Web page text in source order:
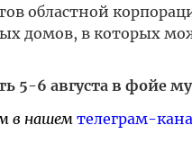
областной
домов, в которых
5-6 августа в фойе
в нашем телеграм-